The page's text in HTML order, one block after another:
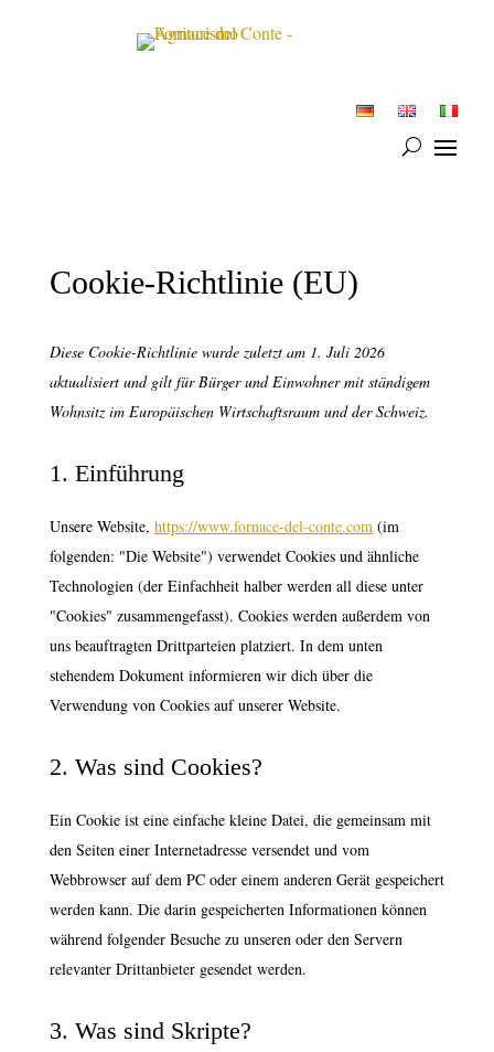
Cookie-Richtlinie (EU)
Diese Cookie-Richtlinie wurde zuletzt am 1. Juli 2026
aktualisiert und gilt für Bürger und Einwohner mit ständigem
Wohnsitz im Europäischen Wirtschaftsraum und der Schweiz.
1. Einführung
Unsere Website, https://www.fornace-del-conte.com(im
folgenden: "Die Website") verwendet Cookies und ähnliche
Technologien (der Einfachheit halber werden all diese unter
"Cookies" zusammengefasst). Cookies werden außerdem von
uns beauftragten Drittparteien platziert. In dem unten
stehendem Dokument informieren wir dich über die
Verwendung von Cookies auf unserer Website.
2. Was sind Cookies?
Ein Cookie ist eine einfache kleine Datei, die gemeinsam mit
den Seiten einer Internetadresse versendet und vom
Webbrowser auf dem PC oder einem anderen Gerät gespeichert
werden kann. Die darin gespeicherten Informationen können
während folgender Besuche zu unseren oder den Servern
relevanter Drittanbieter gesendet werden.
3. Was sind Skripte?